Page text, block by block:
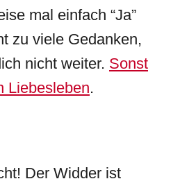
mal einfach “Ja”
zu viele Gedanken,
nicht weiter. Sonst
Liebesleben.
Der Widder ist